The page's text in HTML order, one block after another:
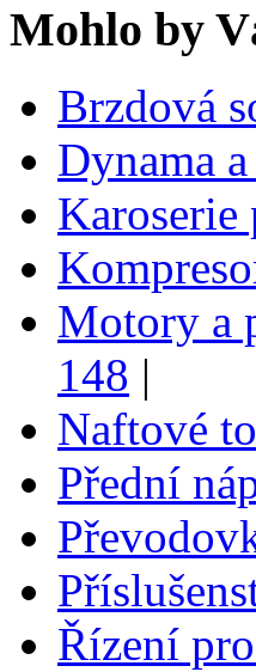
Mohlo by
Brzdová
Dynama
Karoserie
Motory a
148 |
Naftové
Přední
Řízení